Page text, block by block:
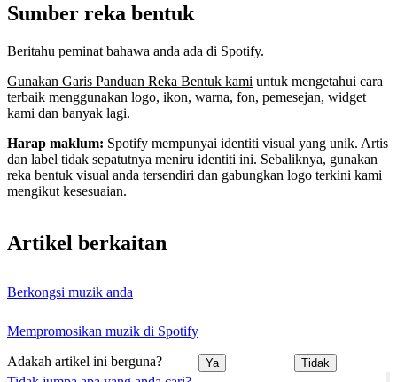
Sumber reka bentuk
Beritahu peminat bahawa anda ada di Spotify.
Gunakan Garis Panduan Reka Bentuk kami untuk mengetahui cara
terbaik menggunakan logo, ikon, warna, fon, pemesejan, widget
kami dan banyak lagi.
Harap maklum: Spotify mempunyai identiti visual yang unik. Artis
dan label tidak sepatutnya meniru identiti ini. Sebaliknya, gunakan
reka bentuk visual anda tersendiri dan gabungkan logo terkini kami
mengikut kesesuaian.
Artikel berkaitan
Berkongsi muzik anda
Mempromosikan muzik di Spotify
Adakah artikel ini berguna? Ya Tidak